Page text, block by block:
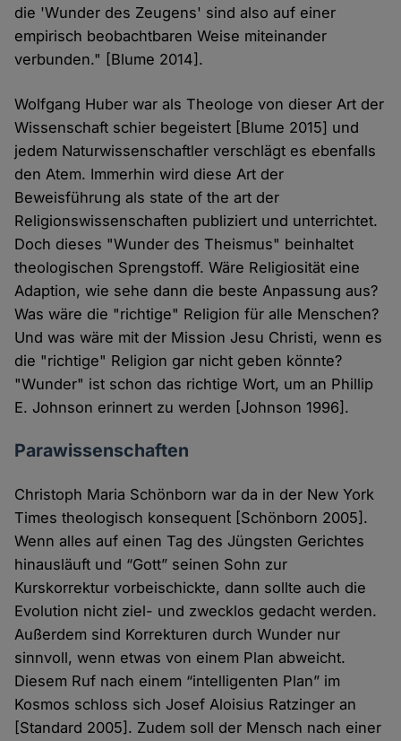
die 'Wunder des Zeugens' sind also auf einer
empirisch beobachtbaren Weise miteinander
verbunden." [Blume 2014].
Wolfgang Huber war als Theologe von dieser Art der
Wissenschaft schier begeistert [Blume 2015] und
jedem Naturwissenschaftler verschlägt es ebenfalls
den Atem. Immerhin wird diese Art der
Beweisführung als state of the art der
Religionswissenschaften publiziert und unterrichtet.
Doch dieses "Wunder des Theismus" beinhaltet
theologischen Sprengstoff. Wäre Religiosität eine
Adaption, wie sehe dann die beste Anpassung aus?
Was wäre die "richtige" Religion für alle Menschen?
Und was wäre mit der Mission Jesu Christi, wenn es
die "richtige" Religion gar nicht geben könnte?
"Wunder" ist schon das richtige Wort, um an Phillip
E. Johnson erinnert zu werden [Johnson 1996].
Parawissenschaften
Christoph Maria Schönborn war da in der New York
Times theologisch konsequent [Schönborn 2005].
Wenn alles auf einen Tag des Jüngsten Gerichtes
hinausläuft und “Gott” seinen Sohn zur
Kurskorrektur vorbeischickte, dann sollte auch die
Evolution nicht ziel- und zwecklos gedacht werden.
Außerdem sind Korrekturen durch Wunder nur
sinnvoll, wenn etwas von einem Plan abweicht.
Diesem Ruf nach einem “intelligenten Plan” im
Kosmos schloss sich Josef Aloisius Ratzinger an
[Standard 2005]. Zudem soll der Mensch nach einer